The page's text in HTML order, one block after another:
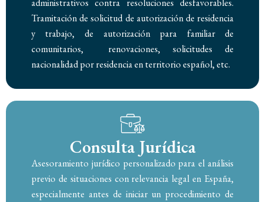
Tramitación de solicitud de autorización de residencia
y trabajo, de autorización para familiar de
comunitarios, renovaciones, solicitudes de
nacionalidad por residencia en territorio español, etc.
Consulta Jurídica
Asesoramiento jurídico personalizado para el análisis
previo de situaciones con relevancia legal en España,
especialmente antes de iniciar un procedimiento de